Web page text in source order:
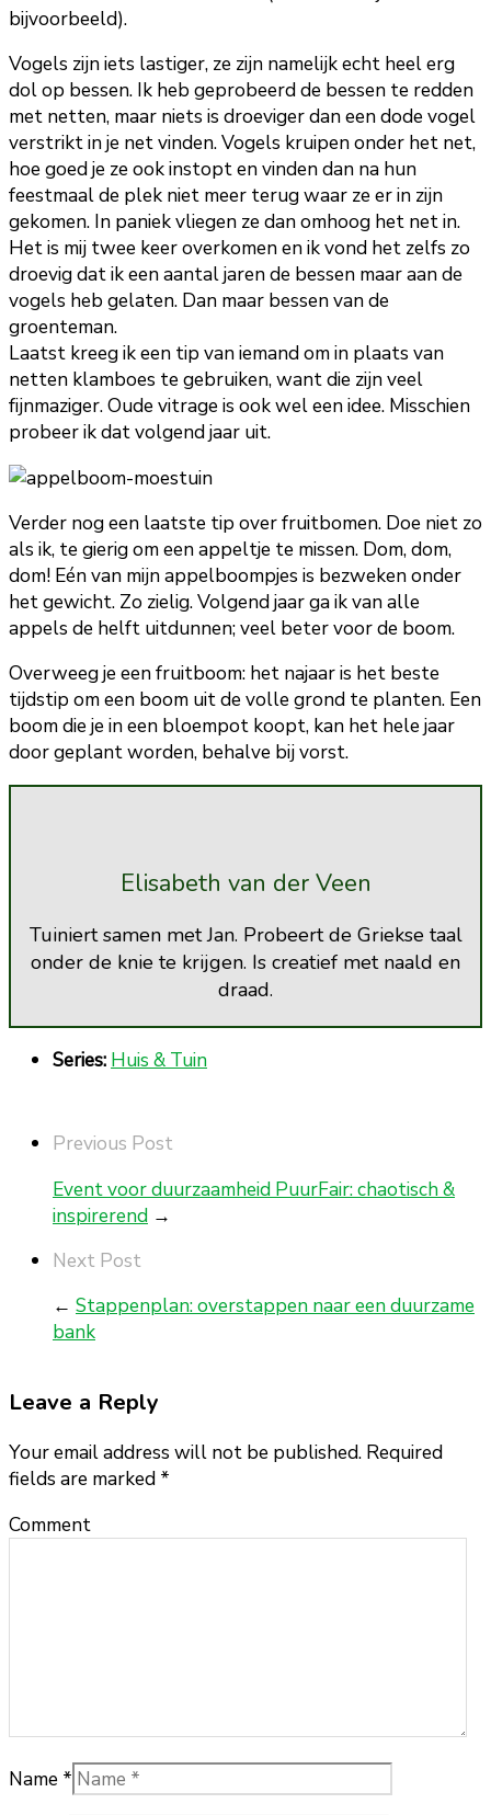
bijvoorbeeld).
Vogels zijn iets lastiger, ze zijn namelijk echt heel erg
dol op bessen. Ik heb geprobeerd de bessen te redden
met netten, maar niets is droeviger dan een dode vogel
verstrikt in je net vinden. Vogels kruipen onder het net,
hoe goed je ze ook instopt en vinden dan na hun
feestmaal de plek niet meer terug waar ze er in zijn
gekomen. In paniek vliegen ze dan omhoog het net in.
Het is mij twee keer overkomen en ik vond het zelfs zo
droevig dat ik een aantal jaren de bessen maar aan de
vogels heb gelaten. Dan maar bessen van de
groenteman.
Laatst kreeg ik een tip van iemand om in plaats van
netten klamboes te gebruiken, want die zijn veel
fijnmaziger. Oude vitrage is ook wel een idee. Misschien
probeer ik dat volgend jaar uit.
Verder nog een laatste tip over fruitbomen. Doe niet zo
als ik, te gierig om een appeltje te missen. Dom, dom,
dom! Eén van mijn appelboompjes is bezweken onder
het gewicht. Zo zielig. Volgend jaar ga ik van alle
appels de helft uitdunnen; veel beter voor de boom.
Overweeg je een fruitboom: het najaar is het beste
tijdstip om een boom uit de volle grond te planten. Een
boom die je in een bloempot koopt, kan het hele jaar
door geplant worden, behalve bij vorst.
Elisabeth van der Veen
Tuiniert samen met Jan. Probeert de Griekse taal
onder de knie te krijgen. Is creatief met naald en
draad.
Series: Huis & Tuin
Previous Post
Event voor duurzaamheid PuurFair: chaotisch &
inspirerend →
Next Post
← Stappenplan: overstappen naar een duurzame
bank
Leave a Reply
Your email address will not be published. Required
fields are marked *
Comment
Name *